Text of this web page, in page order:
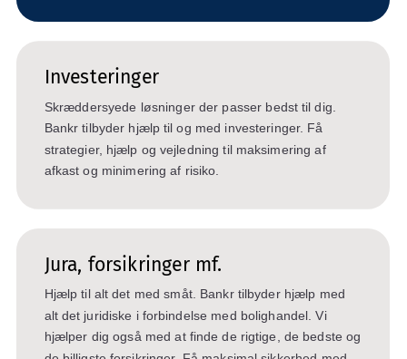
Investeringer
Skræddersyede løsninger der passer bedst til dig.
Bankr tilbyder hjælp til og med investeringer. Få
strategier, hjælp og vejledning til maksimering af
afkast og minimering af risiko.
Jura, forsikringer mf.
Hjælp til alt det med småt. Bankr tilbyder hjælp med
alt det juridiske i forbindelse med bolighandel. Vi
hjælper dig også med at finde de rigtige, de bedste og